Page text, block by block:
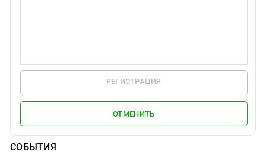
РЕГИСТРАЦИЯ
ОТМЕНИТЬ
СОБЫТИЯ